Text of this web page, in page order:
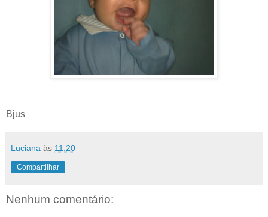
Bjus
Luciana às 11:20
Compartilhar
Nenhum comentário: